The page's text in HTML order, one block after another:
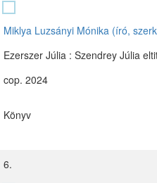
Miklya Luzsányi Mónika (író,
Ezerszer Júlia : Szendrey Júlia
cop. 2024
Könyv
6.